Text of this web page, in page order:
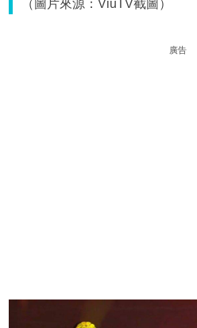
（圖片來源：ViuTV截圖）
廣告